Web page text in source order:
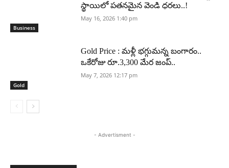
Business
స్థాయిలో పతనమైన వెండి ధరలు..!
May 16, 2026 1:40 pm
Gold
Gold Price : మళ్లీ భగ్గుమన్న బంగారం..
ఒకేరోజు రూ.3,300 మేర జంప్..
May 7, 2026 12:17 pm
- Advertisment -